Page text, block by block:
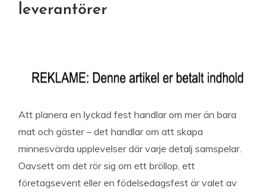
leverantörer
Att planera en lyckad fest handlar om mer än bara
mat och gäster – det handlar om att skapa
minnesvärda upplevelser där varje detalj samspelar.
Oavsett om det rör sig om ett bröllop, ett
företagsevent eller en födelsedagsfest är valet av